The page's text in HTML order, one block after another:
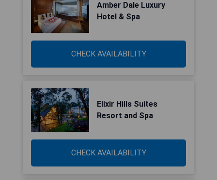
Amber Dale Luxury
Hotel & Spa
CHECK AVAILABILITY
Elixir Hills Suites
Resort and Spa
CHECK AVAILABILITY